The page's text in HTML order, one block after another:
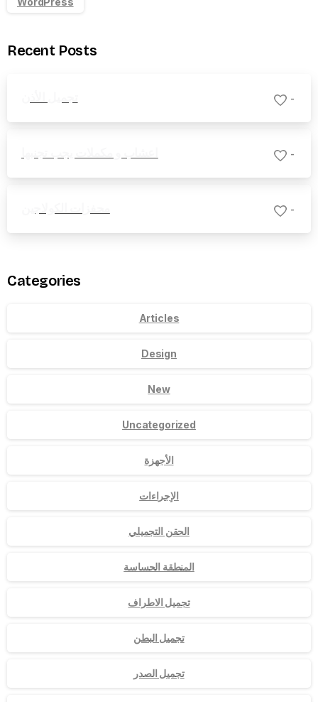
Recent Posts
-
-
-
Categories
Articles
Design
New
Uncategorized
الأجهزة
الإجراءات
الحقن التجميلي
المنطقة الحساسة
تجميل الاطراف
تجميل البطن
تجميل الصدر